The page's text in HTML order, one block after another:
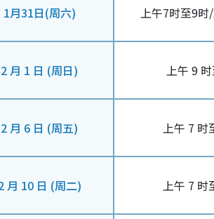
1月31日(周六) 上午7时至9
2 月 1 日 (周日) 上午 9
2 月 6 日 (周五) 上午 7 时
月 10 日 (周二) 上午 7 时